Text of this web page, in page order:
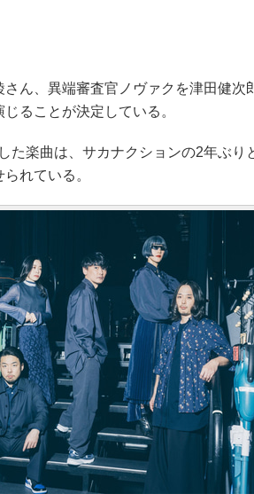
ん、異端審査官ノヴァクを津田健次
ることが決定している。
た楽曲は、サカナクションの2年ぶり
れている。